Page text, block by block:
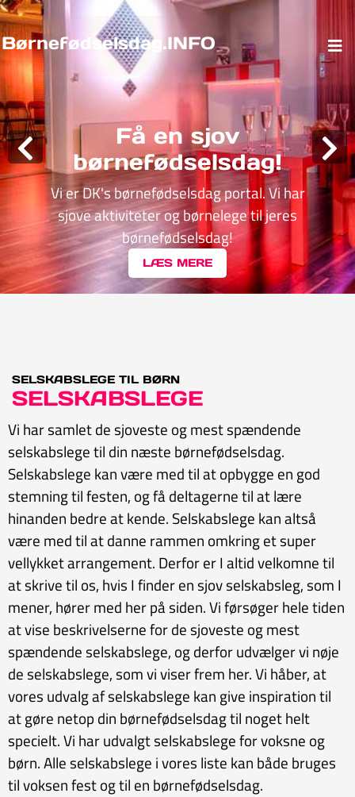
Børnefødselsdag.INFO
Få en sjov
børnefødselsdag!
Vi er DK's børnefødselsdag portal. Vi har
sjove aktiviteter og børnelege til jeres
børnefødselsdag!
LÆS MERE
SELSKABSLEGE TIL BØRN
SELSKABSLEGE
Vi har samlet de sjoveste og mest spændende
selskabslege til din næste børnefødselsdag.
Selskabslege kan være med til at opbygge en god
stemning til festen, og få deltagerne til at lære
hinanden bedre at kende. Selskabslege kan altså
være med til at danne rammen omkring et super
vellykket arrangement. Derfor er I altid velkomne til
at skrive til os, hvis I finder en sjov selskabsleg, som I
mener, hører med her på siden. Vi førsøger hele tiden
at vise beskrivelserne for de sjoveste og mest
spændende selskabslege, og derfor udvælger vi nøje
de selskabslege, som vi viser frem her. Vi håber, at
vores udvalg af selskabslege kan give inspiration til
at gøre netop din børnefødselsdag til noget helt
specielt. Vi har udvalgt selskabslege for voksne og
børn. Alle selskabslege i vores liste kan både bruges
til voksen fest og til en børnefødselsdag.